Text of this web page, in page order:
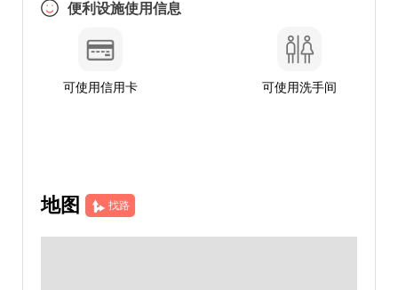
便利设施使用信息
可使用信用卡 可使用洗手间
地图 找路